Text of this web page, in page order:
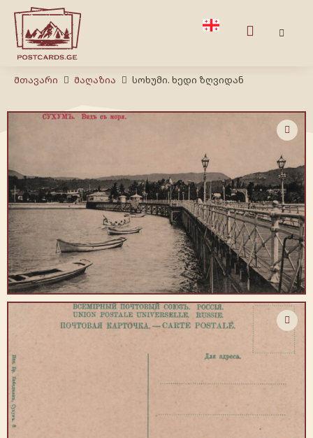
Მთავარი Მაღაზია სოხუმი. ხედი ზღვიდან